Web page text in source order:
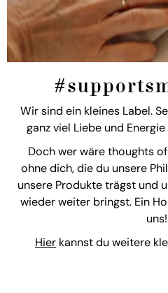
Wir sind ein kleines Label.
ganz viel Liebe und
Doch wer wäre thoughts
ohne dich, die du unsere
unsere Produkte trägst und
wieder weiter bringst. Ein
uns!
Hier kannst du weitere